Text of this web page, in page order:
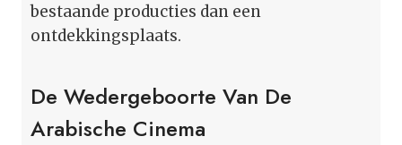
bestaande producties dan een
ontdekkingsplaats.
De Wedergeboorte Van De
Arabische Cinema